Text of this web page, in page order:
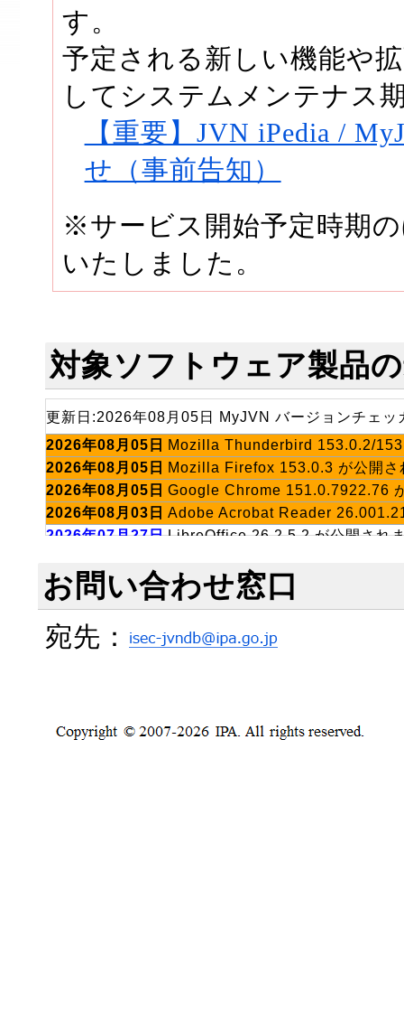
す。
予定される新しい機能や
してシステムメンテナス
【重要】JVN iPedia /
せ（事前告知）
※サービス開始予定時期
いたしました。
対象ソフトウェア製品
更新日:2026年08月05日 MyJVN バージョンチェ
2026年08月05日
Mozilla Thunderbird 153.0.2/
2026年08月05日
Mozilla Firefox 153.0.3 が公開さ
2026年08月05日 Google Chrome 151.0.7922.76
2026年08月03日 Adobe Acrobat Reader
2026年07月27日 LibreOffice 26.2.5.2 が公開され
2026年07月06日 Becky! Internet Mail 2.83.03 が
2026年06月12日
VMware Workstation Player
2026年03月06日
2025年11月12日 OpenOffice.org 4.1.16 が公開さ
2018年02月27日 Lunascape 6.15.2 が公開されま
お問い合わせ窓口
宛先：